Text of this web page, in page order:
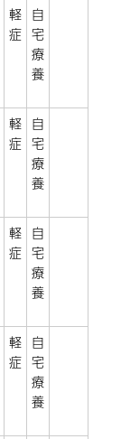
軽
症
自
宅
療
養
軽
症
自
宅
療
養
軽
症
自
宅
療
養
軽
症
自
宅
療
養